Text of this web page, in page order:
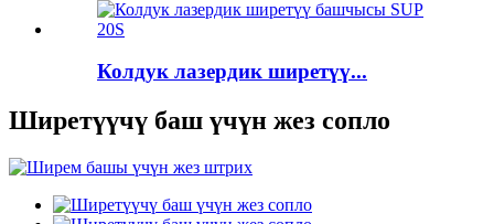
Колдук лазердик ширетүү...
Ширетүүчү баш үчүн жез сопло